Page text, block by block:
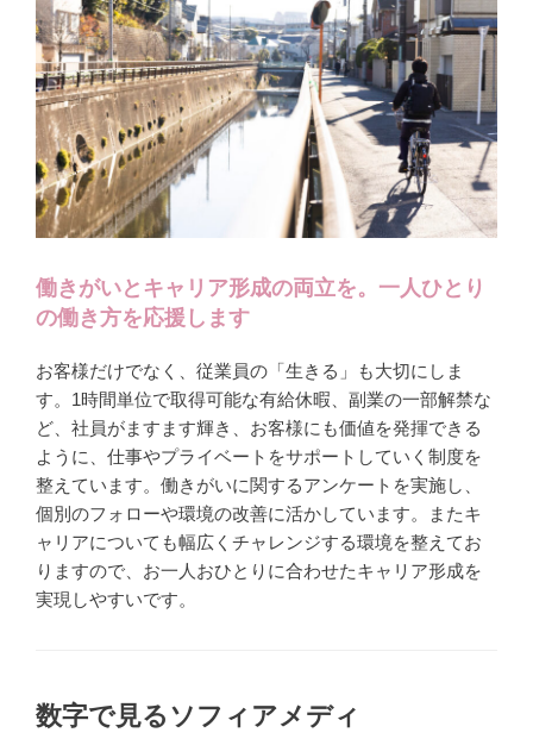
働きがいとキャリア形成の両立を。一人ひとり
の働き方を応援します
お客様だけでなく、従業員の「生きる」も大切にしま
す。1時間単位で取得可能な有給休暇、副業の一部解禁な
ど、社員がますます輝き、お客様にも価値を発揮できる
ように、仕事やプライベートをサポートしていく制度を
整えています。働きがいに関するアンケートを実施し、
個別のフォローや環境の改善に活かしています。またキ
ャリアについても幅広くチャレンジする環境を整えてお
りますので、お一人おひとりに合わせたキャリア形成を
実現しやすいです。
数字で見るソフィアメディ